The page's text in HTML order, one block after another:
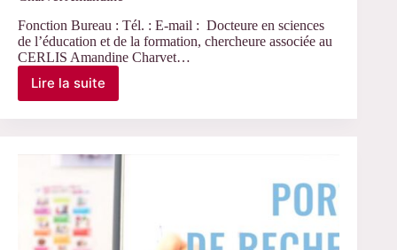
Fonction Bureau : Tél. : E-mail : Docteure en sciences
de l’éducation et de la formation, chercheure associée au
CERLIS Amandine Charvet…
Lire la suite
Charvet